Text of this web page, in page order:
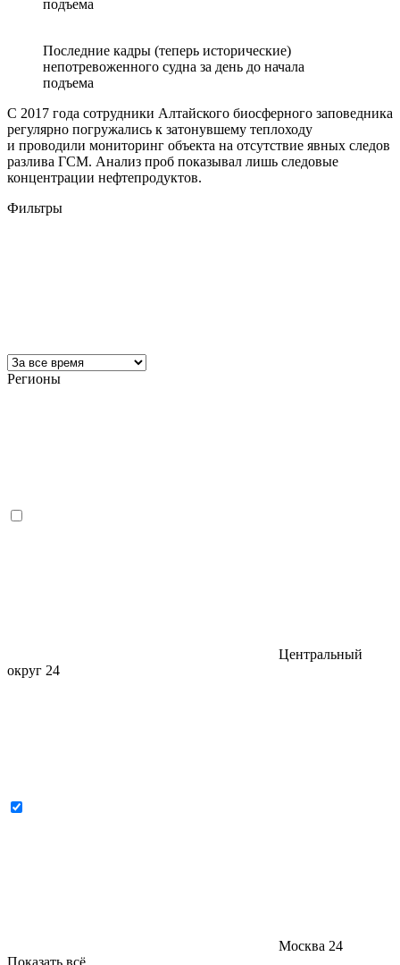
подъема
Последние кадры (теперь исторические)
непотревоженного судна за день до начала
подъема
С 2017 года сотрудники Алтайского биосферного заповедника
регулярно погружались к затонувшему теплоходу
и проводили мониторинг объекта на отсутствие явных следов
разлива ГСМ. Анализ проб показывал лишь следовые
концентрации нефтепродуктов.
Фильтры
Регионы
Центральный
округ 24
Москва 24